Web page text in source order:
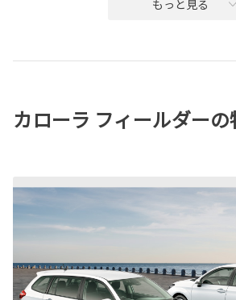
もっと見る
カローラ フィールダーの